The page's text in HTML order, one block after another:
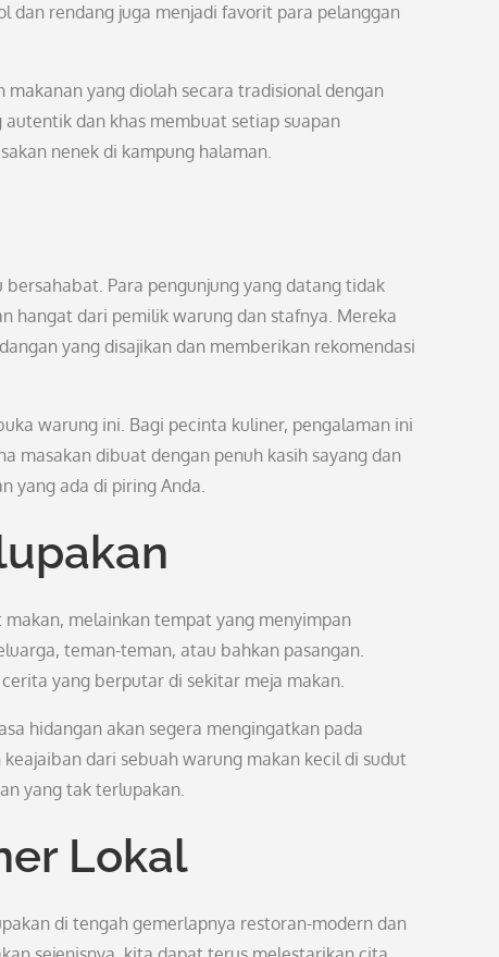
dan rendang juga menjadi favorit para pelanggan
yang diolah secara tradisional dengan
dan khas membuat setiap suapan
nenek di kampung halaman.
Para pengunjung yang datang tidak
hangat dari pemilik warung dan stafnya. Mereka
yang disajikan dan memberikan rekomendasi
warung ini. Bagi pecinta kuliner, pengalaman ini
masakan dibuat dengan penuh kasih sayang dan
yang ada di piring Anda.
melainkan tempat yang menyimpan
teman-teman, atau bahkan pasangan.
yang berputar di sekitar meja makan.
hidangan akan segera mengingatkan pada
dari sebuah warung makan kecil di sudut
yang tak terlupakan.
Lokal
di tengah gemerlapnya restoran-modern dan